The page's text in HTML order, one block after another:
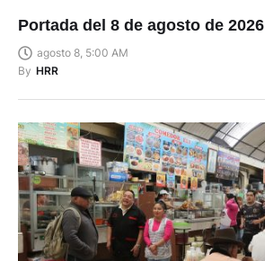
Portada del 8 de agosto de 2026
agosto 8, 5:00 AM
By HRR